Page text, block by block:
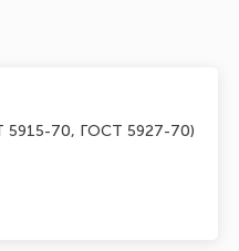
5915-70, ГОСТ 5927-70)